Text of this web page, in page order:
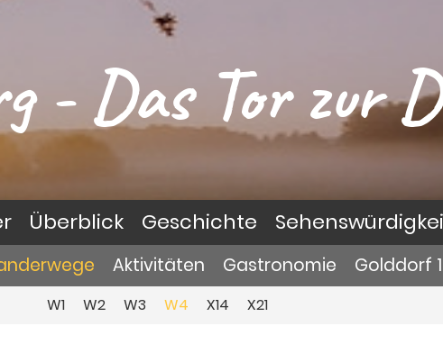
- Das Tor zur
Überblick Geschichte
Aktivitäten Gastronomie Golddorf
W1 W2 W3 W4 X14 X21